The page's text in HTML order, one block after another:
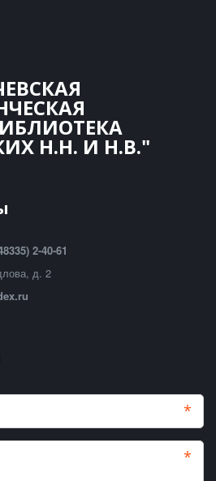
Н.Н. И Н.В."
2-40-61
д. 2
*
*